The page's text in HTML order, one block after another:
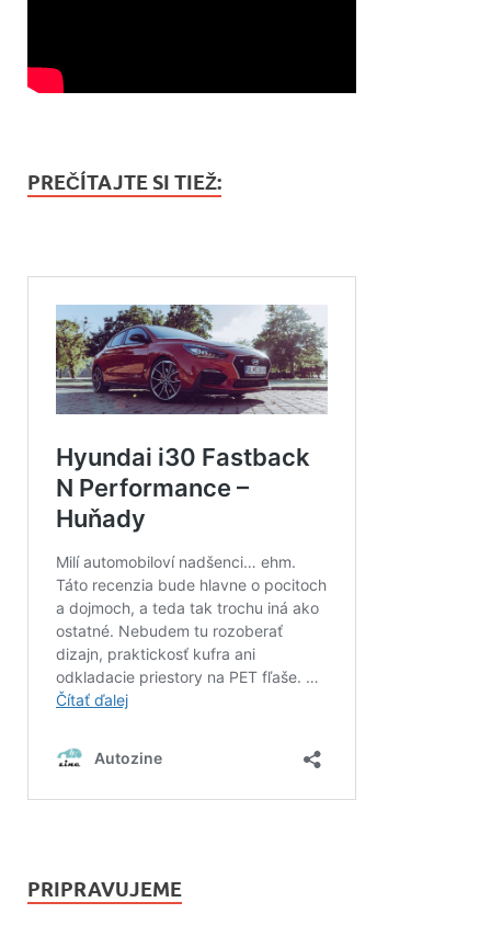
PREČÍTAJTE SI TIEŽ:
PRIPRAVUJEME